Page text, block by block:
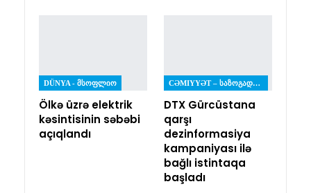
DÜNYA - ᲛᲡᲝᲤᲚᲘᲝ
Ölkə üzrə elektrik
kəsintisinin səbəbi
açıqlandı
CƏMIYYƏT – ᲡᲐᲖᲝᲒᲐᲓᲝᲔᲑᲐ
DTX Gürcüstana
qarşı
dezinformasiya
kampaniyası ilə
bağlı istintaqa
başladı